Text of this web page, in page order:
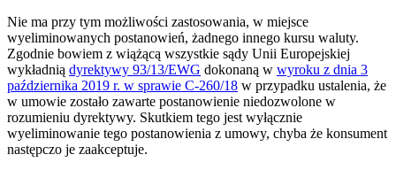
Nie ma przy tym możliwości zastosowania, w miejsce
wyeliminowanych postanowień, żadnego innego kursu waluty.
Zgodnie bowiem z wiążącą wszystkie sądy Unii Europejskiej
wykładnią dyrektywy 93/13/EWG dokonaną w wyroku z dnia 3
października 2019 r. w sprawie C-260/18 w przypadku ustalenia, że
w umowie zostało zawarte postanowienie niedozwolone w
rozumieniu dyrektywy. Skutkiem tego jest wyłącznie
wyeliminowanie tego postanowienia z umowy, chyba że konsument
następczo je zaakceptuje.